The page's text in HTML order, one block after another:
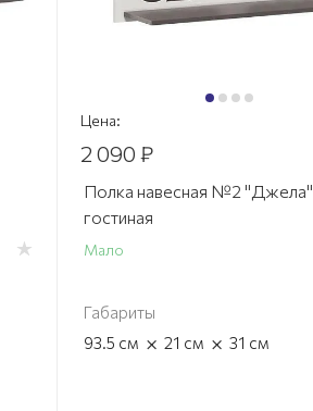
Цена:
2 090 ₽
Полка навесная №2 "Джела"
гостиная
Мало
Габариты
93.5 см × 21 см × 31 см